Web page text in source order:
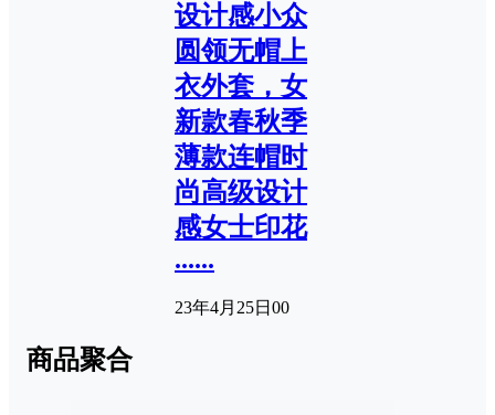
设计感小众
圆领无帽上
衣外套，女
新款春秋季
薄款连帽时
尚高级设计
感女士印花
......
23年4月25日 00
商品聚合